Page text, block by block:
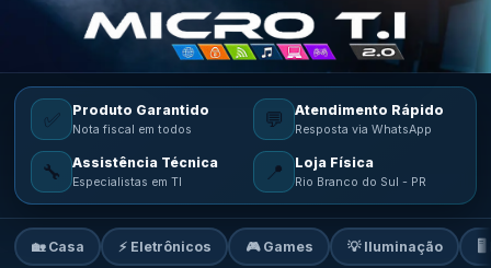
✅ Produto Garantido
Nota fiscal em todos 💬 Atendimento Rápido
Resposta via WhatsApp
🔧 Assistência Técnica
Especialistas em TI 📍 Loja Física
Rio Branco do Sul - PR
🏡 Casa ⚡ Eletrônicos 🎮 Games 💡 Iluminação 🖥️